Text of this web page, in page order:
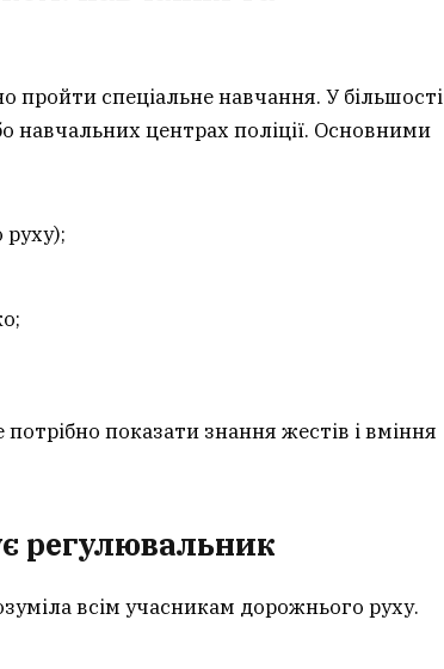
пройти спеціальне навчання. У більшості
навчальних центрах поліції. Основними
показати знання жестів і вміння
регулювальник
всім учасникам дорожнього руху.